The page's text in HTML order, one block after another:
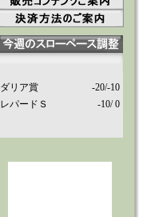
ダリア賞
-20/-10
レパードＳ
-10/ 0